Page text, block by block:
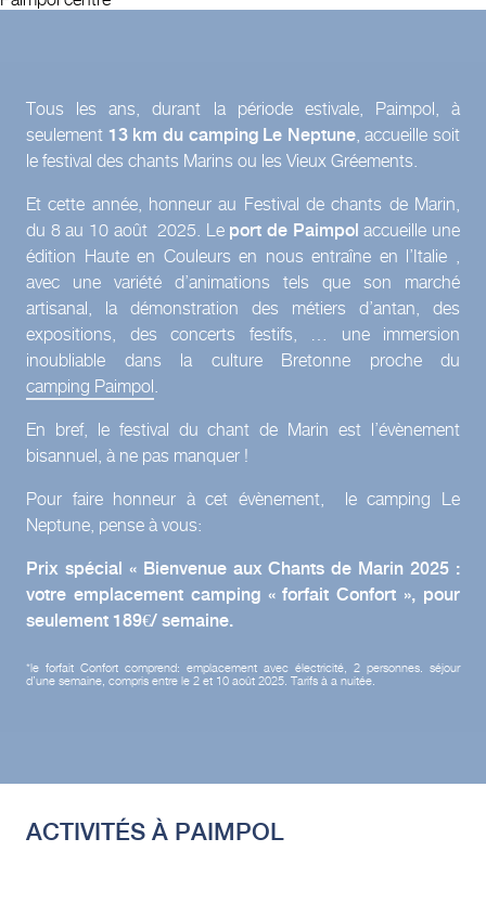
Tous les ans, durant la période estivale, Paimpol, à
seulement 13 km du camping Le Neptune, accueille soit
le festival des chants Marins ou les Vieux Gréements.
Et cette année, honneur au Festival de chants de Marin,
du 8 au 10 août 2025. Le port de Paimpolaccueille une
édition Haute en Couleurs en nous entraîne en l’Italie ,
avec une variété d’animations tels que son marché
artisanal, la démonstration des métiers d’antan, des
expositions, des concerts festifs, … une immersion
inoubliable dans la culture Bretonne proche du
camping Paimpol .
En bref, le festival du chant de Marin est l’évènement
bisannuel, à ne pas manquer !
Pour faire honneur à cet évènement, le camping Le
Neptune, pense à vous:
Prix spécial « Bienvenue aux Chants de Marin 2025 :
votre emplacement camping « forfait Confort », pour
seulement 189€/ semaine.
*le forfait Confort comprend: emplacement avec électricité, 2 personnes. séjour
d’une semaine, compris entre le 2 et 10 août 2025. Tarifs à a nuitée.
ACTIVITÉS À PAIMPOL